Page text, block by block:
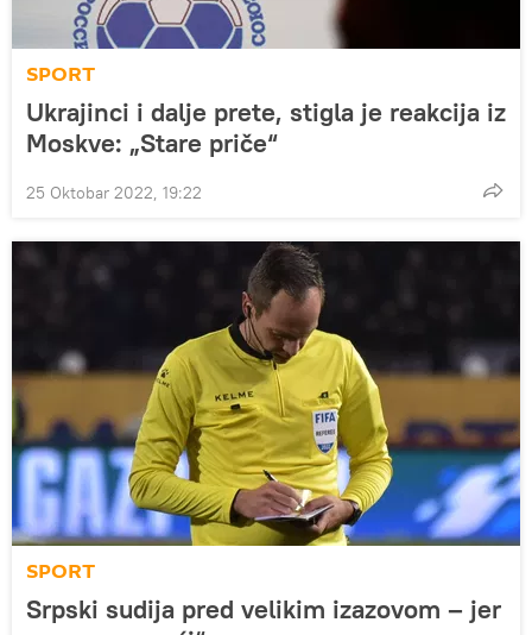
SPORT
Ukrajinci i dalje prete, stigla je reakcija iz
Moskve: „Stare priče“
25 Oktobar 2022, 19:22
SPORT
Srpski sudija pred velikim izazovom – jer